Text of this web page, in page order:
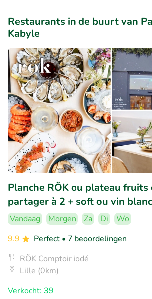
Restaurants in de buurt van
Kabyle
Planche RÖK ou plateau fruits
partager à 2 + soft ou vin
Vandaag Morgen Za Di
Wo
9.9
Perfect • 7 beoordelingen
RÖK Comptoir iodé
Lille (0km)
Verkocht: 39